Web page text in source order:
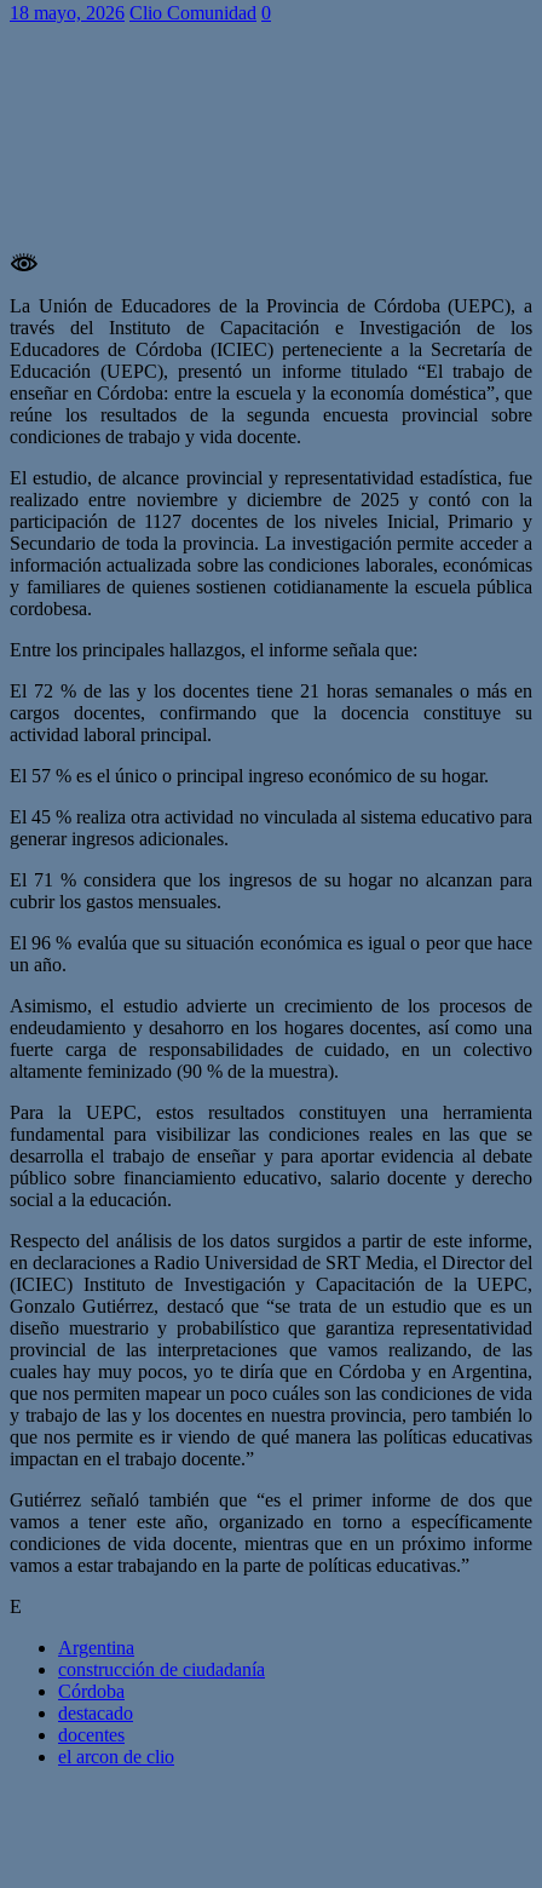
18 mayo, 2026 Clio Comunidad 0
La Unión de Educadores de la Provincia de Córdoba (UEPC), a
través del Instituto de Capacitación e Investigación de los
Educadores de Córdoba (ICIEC) perteneciente a la Secretaría de
Educación (UEPC), presentó un informe titulado “El trabajo de
enseñar en Córdoba: entre la escuela y la economía doméstica”, que
reúne los resultados de la segunda encuesta provincial sobre
condiciones de trabajo y vida docente.
El estudio, de alcance provincial y representatividad estadística, fue
realizado entre noviembre y diciembre de 2025 y contó con la
participación de 1127 docentes de los niveles Inicial, Primario y
Secundario de toda la provincia. La investigación permite acceder a
información actualizada sobre las condiciones laborales, económicas
y familiares de quienes sostienen cotidianamente la escuela pública
cordobesa.
Entre los principales hallazgos, el informe señala que:
El 72 % de las y los docentes tiene 21 horas semanales o más en
cargos docentes, confirmando que la docencia constituye su
actividad laboral principal.
El 57 % es el único o principal ingreso económico de su hogar.
El 45 % realiza otra actividad no vinculada al sistema educativo para
generar ingresos adicionales.
El 71 % considera que los ingresos de su hogar no alcanzan para
cubrir los gastos mensuales.
El 96 % evalúa que su situación económica es igual o peor que hace
un año.
Asimismo, el estudio advierte un crecimiento de los procesos de
endeudamiento y desahorro en los hogares docentes, así como una
fuerte carga de responsabilidades de cuidado, en un colectivo
altamente feminizado (90 % de la muestra).
Para la UEPC, estos resultados constituyen una herramienta
fundamental para visibilizar las condiciones reales en las que se
desarrolla el trabajo de enseñar y para aportar evidencia al debate
público sobre financiamiento educativo, salario docente y derecho
social a la educación.
Respecto del análisis de los datos surgidos a partir de este informe,
en declaraciones a Radio Universidad de SRT Media, el Director del
(ICIEC) Instituto de Investigación y Capacitación de la UEPC,
Gonzalo Gutiérrez, destacó que “se trata de un estudio que es un
diseño muestrario y probabilístico que garantiza representatividad
provincial de las interpretaciones que vamos realizando, de las
cuales hay muy pocos, yo te diría que en Córdoba y en Argentina,
que nos permiten mapear un poco cuáles son las condiciones de vida
y trabajo de las y los docentes en nuestra provincia, pero también lo
que nos permite es ir viendo de qué manera las políticas educativas
impactan en el trabajo docente.”
Gutiérrez señaló también que “es el primer informe de dos que
vamos a tener este año, organizado en torno a específicamente
condiciones de vida docente, mientras que en un próximo informe
vamos a estar trabajando en la parte de políticas educativas.”
E
Argentina
construcción de ciudadanía
Córdoba
destacado
docentes
el arcon de clio